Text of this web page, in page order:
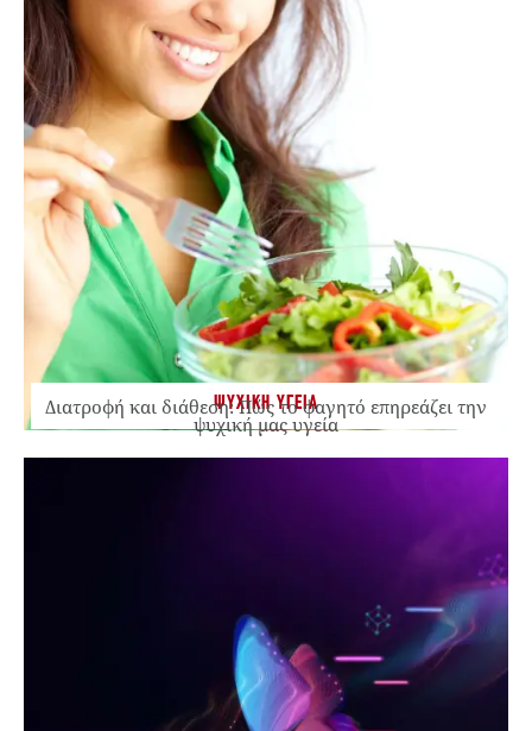
ΨΥΧΙΚΗ ΥΓΕΙΑ
Διατροφή και διάθεση: Πώς το φαγητό επηρεάζει την
ψυχική μας υγεία